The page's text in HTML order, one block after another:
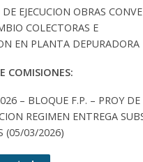
EJECUCION OBRAS
COLECTORAS E
EN PLANTA DEPURADORA
COMISIONES:
– BLOQUE F.P. – PROY DE
REGIMEN ENTREGA
(05/03/2026)